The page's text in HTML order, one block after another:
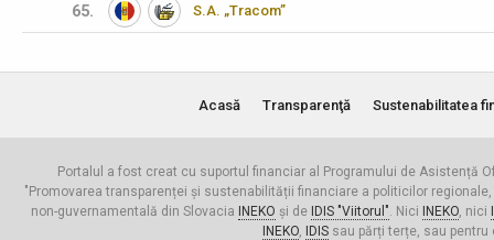
65. S.A. „Tracom”
Acasă Transparenţă Sustenabilitatea
Portalul a fost creat cu suportul financiar al Programului de Asistență
"Promovarea transparenței și sustenabilității financiare a politicilor
non-guvernamentală din Slovacia
INEKO și de IDIS "Viitorul". Nici INEKO, nici
INEKO, IDISsau părți terțe, sau pentru